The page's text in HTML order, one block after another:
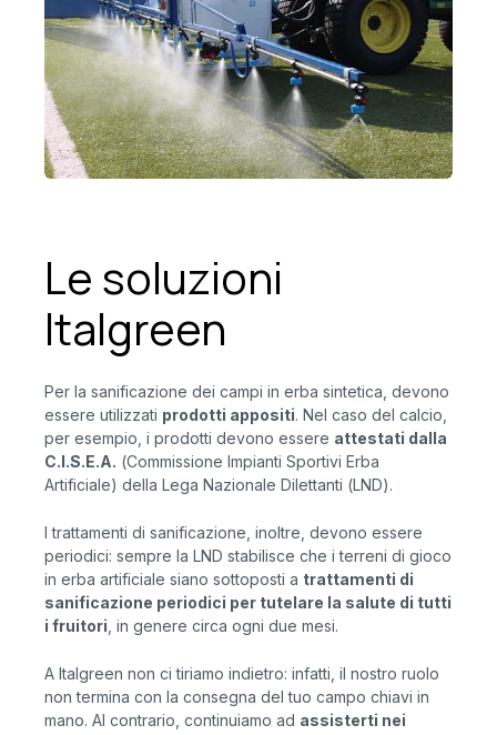
Le soluzioni
Italgreen
Per la sanificazione dei campi in erba sintetica, devono
essere utilizzati prodotti appositi. Nel caso del calcio,
per esempio, i prodotti devono essere attestati dalla
C.I.S.E.A. (Commissione Impianti Sportivi Erba
Artificiale) della Lega Nazionale Dilettanti (LND).
I trattamenti di sanificazione, inoltre, devono essere
periodici: sempre la LND stabilisce che i terreni di gioco
in erba artificiale siano sottoposti a trattamenti di
sanificazione periodici per tutelare la salute di tutti
i fruitori , in genere circa ogni due mesi.
A Italgreen non ci tiriamo indietro: infatti, il nostro ruolo
non termina con la consegna del tuo campo chiavi in
mano. Al contrario, continuiamo ad assisterti nei